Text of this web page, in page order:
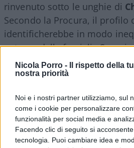
Nicola Porro -
Il rispetto della
nostra priorità
Noi e i nostri partner utilizziamo, sul
come i cookie per personalizzare
funzionalità per social media e
Facendo clic di seguito si
tecnologia. Puoi cambiare idea e
rinvenuto sotto le unghie di
Secondo la Procura, il profilo
identificherebbe in modo
paterna della famiglia
questo era un fatto già
sia possibile stabilire con
l’indizio del Dna rimane uno
significativi portati
Infine, non meno importante